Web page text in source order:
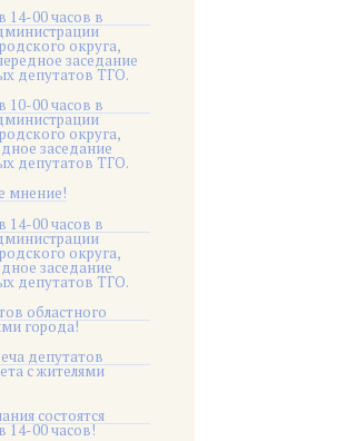
14-00 часов в
округа,
заседание
депутатов ТГО.
10-00 часов в
округа,
заседание
депутатов ТГО.
мнение!
14-00 часов в
округа,
заседание
депутатов ТГО.
областного
города!
депутатов
с жителями
состоятся
14-00 часов!